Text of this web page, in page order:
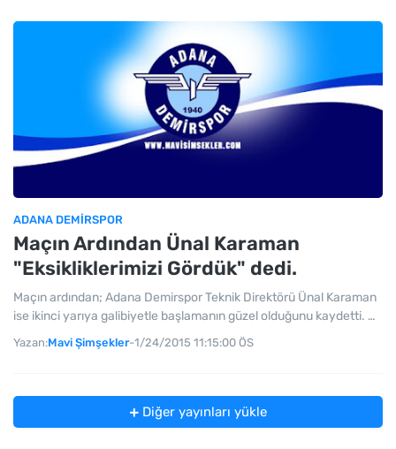
ADANA DEMIRSPOR
Maçın Ardından Ünal Karaman
"Eksikliklerimizi Gördük" dedi.
Maçın ardından; Adana Demirspor Teknik Direktörü Ünal Karaman
ise ikinci yarıya galibiyetle başlamanın güzel olduğunu kaydetti. …
Yazan:Mavi Şimşekler-1/24/2015 11:15:00 ÖS
Diğer yayınları yükle